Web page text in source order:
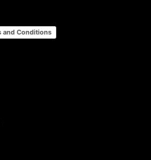
and Conditions